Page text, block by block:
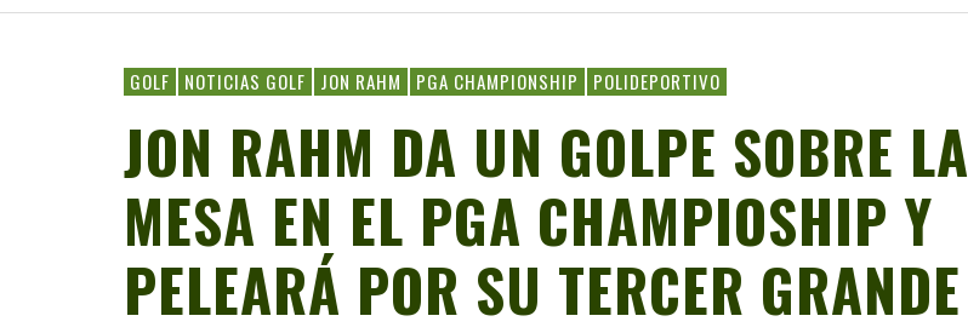
GOLF NOTICIAS GOLF JON RAHM PGA CHAMPIONSHIP POLIDEPORTIVO
JON RAHM DA UN GOLPE SOBRE LA
MESA EN EL PGA CHAMPIOSHIP Y
PELEARÁ POR SU TERCER GRANDE